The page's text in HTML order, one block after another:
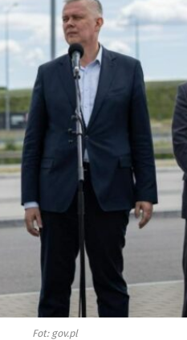
Fot: gov.pl